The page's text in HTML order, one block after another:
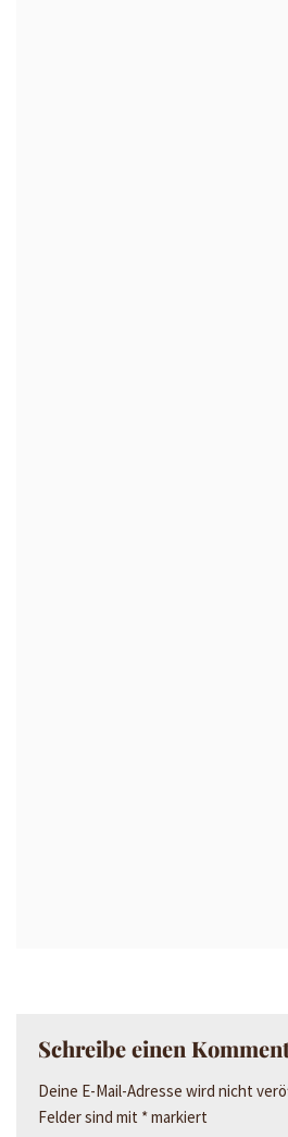
Schreibe einen
Deine E-Mail-Adresse wird nicht
Felder sind mit *markiert